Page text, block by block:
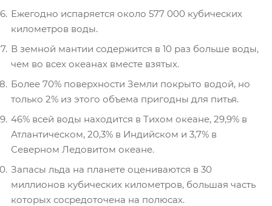
Ежегодно испаряется около 577 000 кубических
километров воды.
В земной мантии содержится в 10 раз больше воды,
чем во всех океанах вместе взятых.
Более 70% поверхности Земли покрыто водой, но
только 2% из этого объема пригодны для питья.
46% всей воды находится в Тихом океане, 29,9% в
Атлантическом, 20,3% в Индийском и 3,7% в
Северном Ледовитом океане.
Запасы льда на планете оцениваются в 30
миллионов кубических километров, большая часть
которых сосредоточена на полюсах.